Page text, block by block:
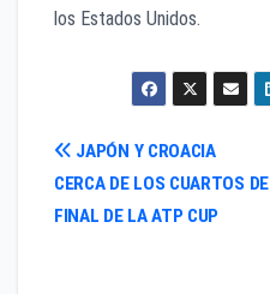
los Estados Unidos.
Navegación
de
JAPÓN Y CROACIA
CERCA DE LOS CUARTOS DE
FINAL DE LA ATP CUP